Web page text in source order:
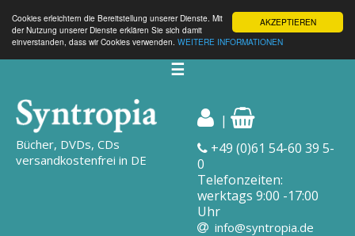
AKZEPTIEREN
Cookies erleichtern die Bereitstellung unserer Dienste. Mit
der Nutzung unserer Dienste erklären Sie sich damit
einverstanden, dass wir Cookies verwenden. WEITERE INFORMATIONEN
☰
Bücher, DVDs, CDs
versandkostenfrei in DE
|
+49 (0)61 54-60 39 5-
0
Telefonzeiten:
werktags 9:00 -17:00
Uhr
info@syntropia.de